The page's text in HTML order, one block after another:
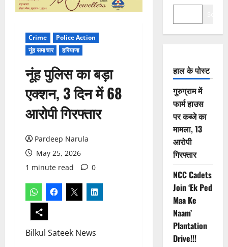
Crime
Police Action
नूंह समाचार
हरियाणा
नूंह पुलिस का बड़ा
एक्शन, 3 दिन में 68
आरोपी गिरफ्तार
Pardeep Narula
May 25, 2026
1 minute read
0
Bilkul Sateek News
हाल के पोस्ट
गुरुग्राम में
फार्म हाउस
पर कब्जे का
मामला, 13
आरोपी
गिरफ्तार
NCC Cadets
Join ‘Ek Ped
Maa Ke
Naam’
Plantation
Drive!!!